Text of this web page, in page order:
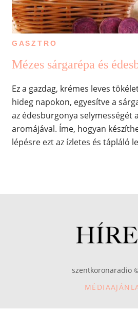
GASZTRO
Mézes sárgarépa és
Ez a gazdag, krémes leves
hideg napokon, egyesítve a
az édesburgonya selymességét
aromájával. Íme, hogyan
lépésre ezt az ízletes és tápláló
szentkoronaradio